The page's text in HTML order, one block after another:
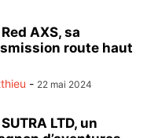
AXS, sa
route haut
- 22 mai 2024
LTD, un